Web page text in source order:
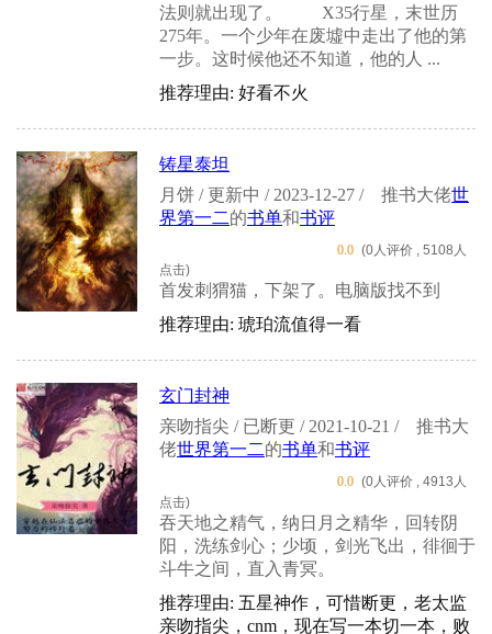
法则就出现了。 X35行星，末世历
275年。一个少年在废墟中走出了他的第
一步。这时候他还不知道，他的人 ...
推荐理由: 好看不火
铸星泰坦
月饼 / 更新中 / 2023-12-27 /
推书大佬世
界第一二的书单和书评
0.0 (0人评价 , 5108人
点击)
首发刺猬猫，下架了。电脑版找不到
推荐理由: 琥珀流值得一看
玄门封神
亲吻指尖 / 已断更 / 2021-10-21 /
推书大
佬世界第一二的书单和书评
0.0 (0人评价 , 4913人
点击)
吞天地之精气，纳日月之精华，回转阴
阳，洗练剑心；少顷，剑光飞出，徘徊于
斗牛之间，直入青冥。
推荐理由: 五星神作，可惜断更，老太监
亲吻指尖，cnm，现在写一本切一本，败